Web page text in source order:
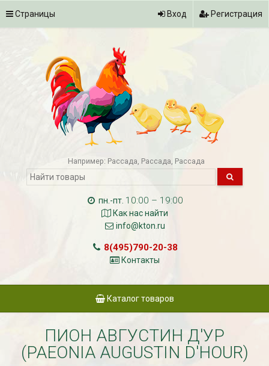
Страницы Вход Регистрация
Например: Рассада Рассада Рассада
пн.-пт. 10:00 – 19:00
Как нас найти
info@kton.ru
8(495)790-20-38
Контакты
Каталог товаров
ПИОН АВГУСТИН Д'УР
(PAEONIA AUGUSTIN D'HOUR)